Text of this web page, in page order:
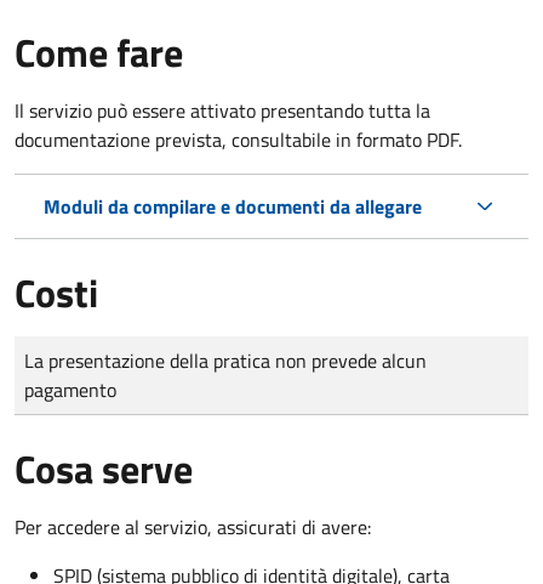
Come fare
Il servizio può essere attivato presentando tutta la
documentazione prevista, consultabile in formato PDF.
Moduli da compilare e documenti da allegare
Costi
Tipo di pagamento
Importo
La presentazione della pratica non prevede alcun
pagamento
Cosa serve
Per accedere al servizio, assicurati di avere:
SPID (sistema pubblico di identità digitale), carta